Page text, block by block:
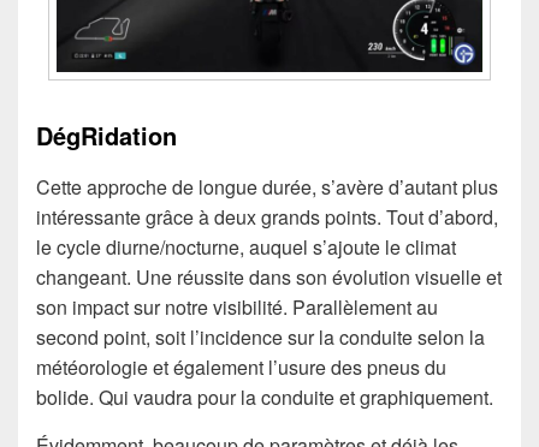
DégRidation
Cette approche de longue durée, s’avère d’autant plus
intéressante grâce à deux grands points. Tout d’abord,
le cycle diurne/nocturne, auquel s’ajoute le climat
changeant. Une réussite dans son évolution visuelle et
son impact sur notre visibilité. Parallèlement au
second point, soit l’incidence sur la conduite selon la
météorologie et également l’usure des pneus du
bolide. Qui vaudra pour la conduite et graphiquement.